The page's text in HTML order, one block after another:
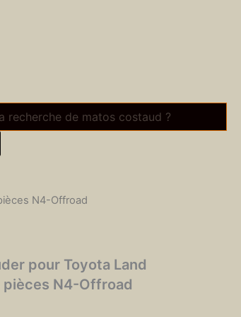
N4-Offroad
pour Toyota Land
pièces N4-Offroad